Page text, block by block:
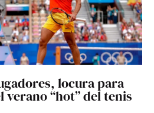
locura para
verano “hot” del tenis